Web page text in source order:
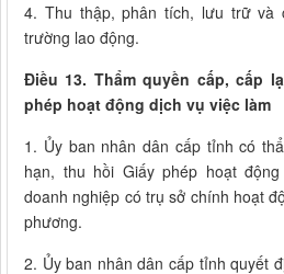
4. Thu thập, phân tích, lưu trữ và
trường lao động.
Điều 13. Thẩm quyền cấp, cấp
phép hoạt động dịch vụ việc làm
1. Ủy ban nhân dân cấp tỉnh có
hạn, thu hồi Giấy phép hoạt
doanh nghiệp có trụ sở chính hoạt
phương.
2. Ủy ban nhân dân cấp tỉnh quyết